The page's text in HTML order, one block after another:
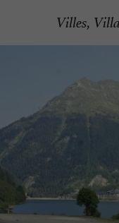
Villes,